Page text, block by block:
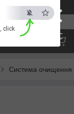
×
ESC
click
Система очищення